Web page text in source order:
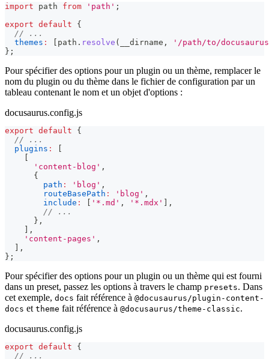
import path from 'path' ;
export default
{
// ...
themes : path . resolve ( __dirname ,
'/path/to/
} ;
Pour spécifier des options pour un plugin ou un thème, remplacer le
nom du plugin ou du thème dans le fichier de configuration par un
tableau contenant le nom et un objet d'options :
docusaurus.config.js
export default
{
// ...
plugins :
'content-blog' ,
{
path : 'blog' ,
routeBasePath : 'blog' ,
include : '*.md' , '*.mdx'
,
// ...
} ,
,
'content-pages' ,
,
} ;
Pour spécifier des options pour un plugin ou un thème qui est fourni
dans un preset, passez les options à travers le champ presets. Dans
cet exemple, docs fait référence à @docusaurus/plugin-content-
docs et theme fait référence à @docusaurus/theme-classic.
docusaurus.config.js
export default
{
// ...